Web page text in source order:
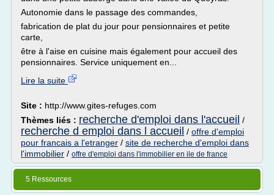
Autonomie dans le passage des commandes,
fabrication de plat du jour pour pensionnaires et petite
carte,
être à l'aise en cuisine mais également pour accueil des
pensionnaires. Service uniquement en...
Lire la suite
Site : http://www.gites-refuges.com
Thèmes liés : recherche d'emploi dans l'accueil /
recherche d emploi dans l accueil / offre d'emploi
pour francais a l'etranger / site de recherche d'emploi dans
l'immobilier / offre d'emploi dans l'immobilier en ile de france
5 Ressources